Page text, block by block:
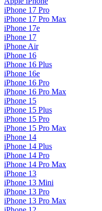
iPhone 17 Pro
iPhone 17 Pro Max
iPhone 17e
iPhone 17
iPhone Air
iPhone 16
iPhone 16 Plus
iPhone 16e
iPhone 16 Pro
iPhone 16 Pro Max
iPhone 15
iPhone 15 Plus
iPhone 15 Pro
iPhone 15 Pro Max
iPhone 14
iPhone 14 Plus
iPhone 14 Pro
iPhone 14 Pro Max
iPhone 13
iPhone 13 Mini
iPhone 13 Pro
iPhone 13 Pro Max